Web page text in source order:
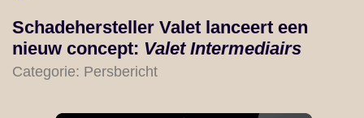
Schadehersteller Valet lanceert een
nieuw concept: Valet Intermediairs
Categorie: Persbericht